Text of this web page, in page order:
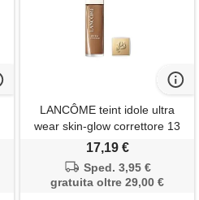
LANCÔME teint idole ultra
wear skin-glow correttore 13
ml nr. 505n
17,19 €
Sped. 3,95 €
gratuita oltre 29,00 €